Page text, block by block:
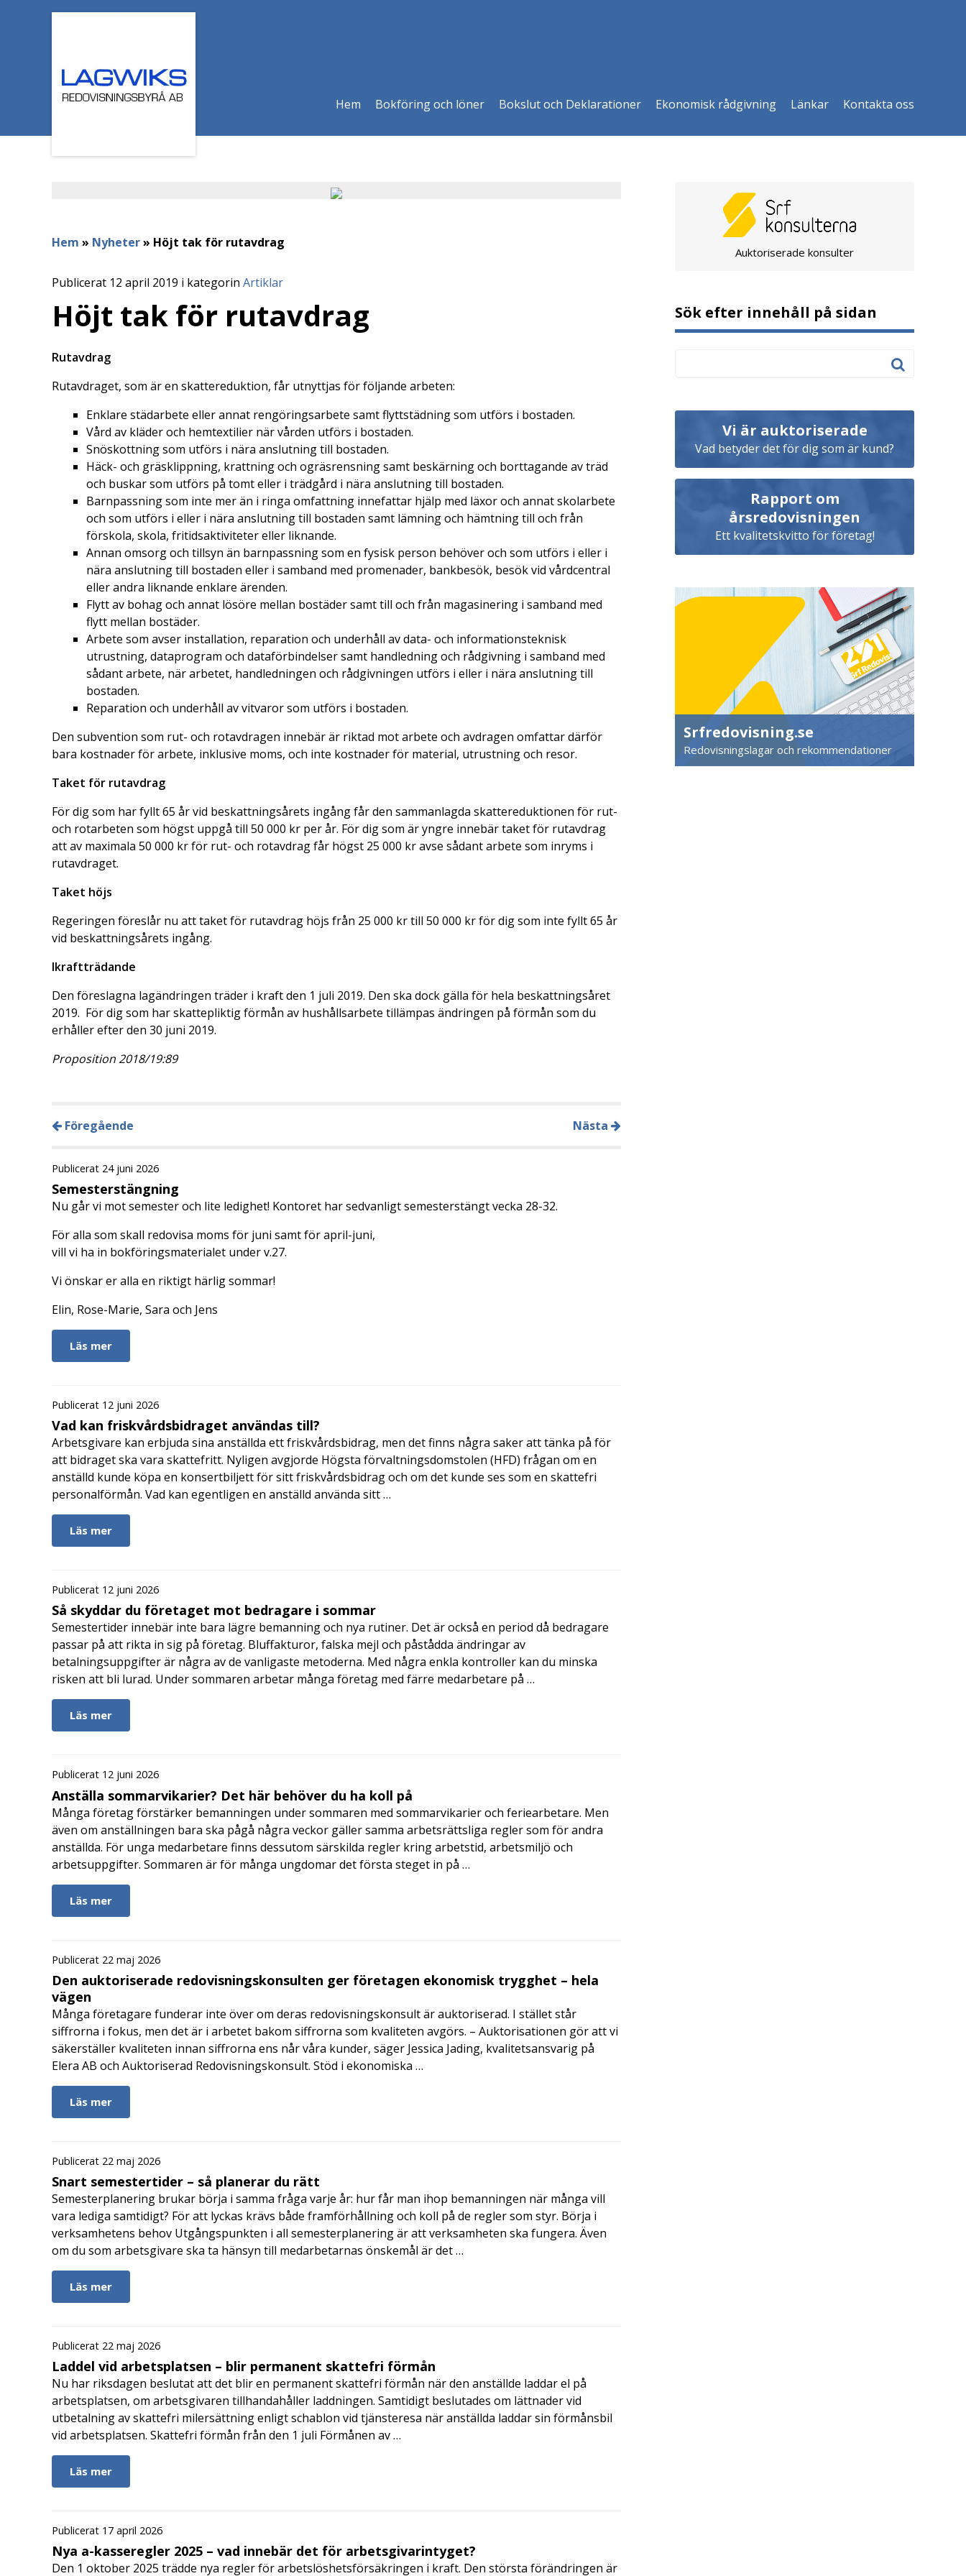
Hem Bokföring och löner Bokslut och Deklarationer Ekonomisk rådgivning Länkar Kontakta oss
Hem » Nyheter» Höjt tak för rutavdrag
Publicerat 12 april 2019 i kategorin Artiklar
Höjt tak för rutavdrag
Rutavdrag
Rutavdraget, som är en skattereduktion, får utnyttjas för följande arbeten:
Enklare städarbete eller annat rengöringsarbete samt flyttstädning som utförs i bostaden.
Vård av kläder och hemtextilier när vården utförs i bostaden.
Snöskottning som utförs i nära anslutning till bostaden.
Häck- och gräsklippning, krattning och ogräsrensning samt beskärning och borttagande av träd
och buskar som utförs på tomt eller i trädgård i nära anslutning till bostaden.
Barnpassning som inte mer än i ringa omfattning innefattar hjälp med läxor och annat skolarbete
och som utförs i eller i nära anslutning till bostaden samt lämning och hämtning till och från
förskola, skola, fritidsaktiviteter eller liknande.
Annan omsorg och tillsyn än barnpassning som en fysisk person behöver och som utförs i eller i
nära anslutning till bostaden eller i samband med promenader, bankbesök, besök vid vårdcentral
eller andra liknande enklare ärenden.
Flytt av bohag och annat lösöre mellan bostäder samt till och från magasinering i samband med
flytt mellan bostäder.
Arbete som avser installation, reparation och underhåll av data- och informationsteknisk
utrustning, dataprogram och dataförbindelser samt handledning och rådgivning i samband med
sådant arbete, när arbetet, handledningen och rådgivningen utförs i eller i nära anslutning till
bostaden.
Reparation och underhåll av vitvaror som utförs i bostaden.
Den subvention som rut- och rotavdragen innebär är riktad mot arbete och avdragen omfattar därför
bara kostnader för arbete, inklusive moms, och inte kostnader för material, utrustning och resor.
Taket för rutavdrag
För dig som har fyllt 65 år vid beskattningsårets ingång får den sammanlagda skattereduktionen för rut-
och rotarbeten som högst uppgå till 50 000 kr per år. För dig som är yngre innebär taket för rutavdrag
att av maximala 50 000 kr för rut- och rotavdrag får högst 25 000 kr avse sådant arbete som inryms i
rutavdraget.
Taket höjs
Regeringen föreslår nu att taket för rutavdrag höjs från 25 000 kr till 50 000 kr för dig som inte fyllt 65 år
vid beskattningsårets ingång.
Ikraftträdande
Den föreslagna lagändringen träder i kraft den 1 juli 2019. Den ska dock gälla för hela beskattningsåret
2019. För dig som har skattepliktig förmån av hushållsarbete tillämpas ändringen på förmån som du
erhåller efter den 30 juni 2019.
Proposition 2018/19:89
Föregående Nästa
Publicerat 24 juni 2026
Semesterstängning
Nu går vi mot semester och lite ledighet! Kontoret har sedvanligt semesterstängt vecka 28-32.
För alla som skall redovisa moms för juni samt för april-juni,
vill vi ha in bokföringsmaterialet under v.27.
Vi önskar er alla en riktigt härlig sommar!
Elin, Rose-Marie, Sara och Jens
Läs mer
Publicerat 12 juni 2026
Vad kan friskvårdsbidraget användas till?
Arbetsgivare kan erbjuda sina anställda ett friskvårdsbidrag, men det finns några saker att tänka på för
att bidraget ska vara skattefritt. Nyligen avgjorde Högsta förvaltningsdomstolen (HFD) frågan om en
anställd kunde köpa en konsertbiljett för sitt friskvårdsbidrag och om det kunde ses som en skattefri
personalförmån. Vad kan egentligen en anställd använda sitt …
Läs mer
Publicerat 12 juni 2026
Så skyddar du företaget mot bedragare i sommar
Semestertider innebär inte bara lägre bemanning och nya rutiner. Det är också en period då bedragare
passar på att rikta in sig på företag. Bluffakturor, falska mejl och påstådda ändringar av
betalningsuppgifter är några av de vanligaste metoderna. Med några enkla kontroller kan du minska
risken att bli lurad. Under sommaren arbetar många företag med färre medarbetare på …
Läs mer
Publicerat 12 juni 2026
Anställa sommarvikarier? Det här behöver du ha koll på
Många företag förstärker bemanningen under sommaren med sommarvikarier och feriearbetare. Men
även om anställningen bara ska pågå några veckor gäller samma arbetsrättsliga regler som för andra
anställda. För unga medarbetare finns dessutom särskilda regler kring arbetstid, arbetsmiljö och
arbetsuppgifter. Sommaren är för många ungdomar det första steget in på …
Läs mer
Publicerat 22 maj 2026
Den auktoriserade redovisningskonsulten ger företagen ekonomisk trygghet – hela
vägen
Många företagare funderar inte över om deras redovisningskonsult är auktoriserad. I stället står
siffrorna i fokus, men det är i arbetet bakom siffrorna som kvaliteten avgörs. – Auktorisationen gör att vi
säkerställer kvaliteten innan siffrorna ens når våra kunder, säger Jessica Jading, kvalitetsansvarig på
Elera AB och Auktoriserad Redovisningskonsult. Stöd i ekonomiska …
Läs mer
Publicerat 22 maj 2026
Snart semestertider – så planerar du rätt
Semesterplanering brukar börja i samma fråga varje år: hur får man ihop bemanningen när många vill
vara lediga samtidigt? För att lyckas krävs både framförhållning och koll på de regler som styr. Börja i
verksamhetens behov Utgångspunkten i all semesterplanering är att verksamheten ska fungera. Även
om du som arbetsgivare ska ta hänsyn till medarbetarnas önskemål är det …
Läs mer
Publicerat 22 maj 2026
Laddel vid arbetsplatsen – blir permanent skattefri förmån
Nu har riksdagen beslutat att det blir en permanent skattefri förmån när den anställde laddar el på
arbetsplatsen, om arbetsgivaren tillhandahåller laddningen. Samtidigt beslutades om lättnader vid
utbetalning av skattefri milersättning enligt schablon vid tjänsteresa när anställda laddar sin förmånsbil
vid arbetsplatsen. Skattefri förmån från den 1 juli Förmånen av …
Läs mer
Publicerat 17 april 2026
Nya a-kasseregler 2025 – vad innebär det för arbetsgivarintyget?
Den 1 oktober 2025 trädde nya regler för arbetslöshetsförsäkringen i kraft. Den största förändringen är
Auktoriserade konsulter
Sök efter innehåll på sidan
Vi är auktoriserade
Vad betyder det för dig som är kund?
Rapport om
årsredovisningen
Ett kvalitetskvitto för företag!
Srfredovisning.se
Redovisningslagar och rekommendationer